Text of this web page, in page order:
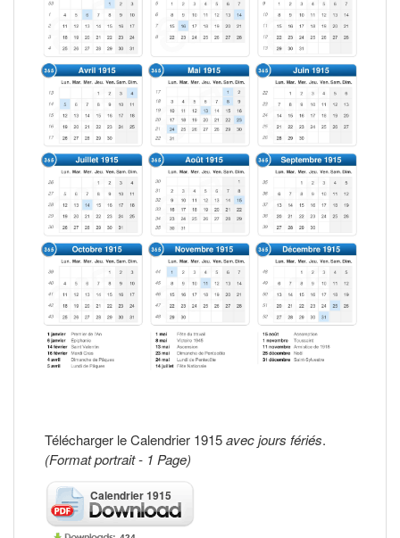
Télécharger le Calendrier 1915avec jours fériés.
(Format portrait - 1 Page)
Calendrier 1915